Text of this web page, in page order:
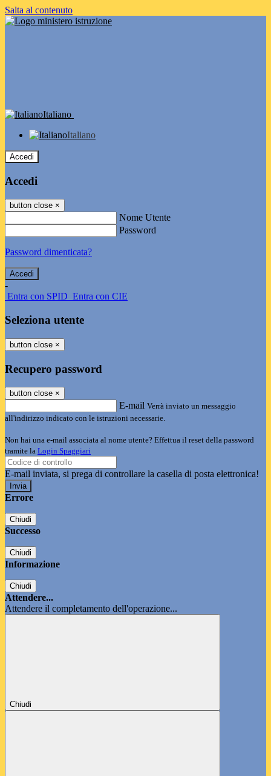
Salta al contenuto
Italiano
Italiano
Accedi
Accedi
button close ×
Nome Utente
Password
Password dimenticata?
-
Entra con SPID Entra con CIE
Seleziona utente
button close ×
Recupero password
button close ×
E-mail Verrà inviato un messaggio
all'indirizzo indicato con le istruzioni necessarie.
Non hai una e-mail associata al nome utente? Effettua il reset della password
tramite la Login Spaggiari
E-mail inviata, si prega di controllare la casella di posta elettronica!
Errore
Chiudi
Successo
Chiudi
Informazione
Chiudi
Attendere...
Attendere il completamento dell'operazione...
Chiudi